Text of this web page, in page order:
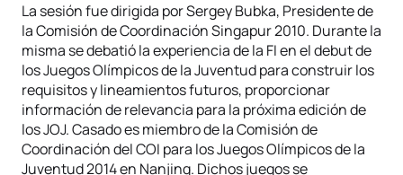
La sesión fue dirigida por Sergey Bubka, Presidente de
la Comisión de Coordinación Singapur 2010. Durante la
misma se debatió la experiencia de la FI en el debut de
los Juegos Olímpicos de la Juventud para construir los
requisitos y lineamientos futuros, proporcionar
información de relevancia para la próxima edición de
los JOJ. Casado es miembro de la Comisión de
Coordinación del COI para los Juegos Olímpicos de la
Juventud 2014 en Nanjing. Dichos juegos se